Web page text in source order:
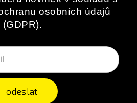
osobních údajů
(GDPR).
odeslat